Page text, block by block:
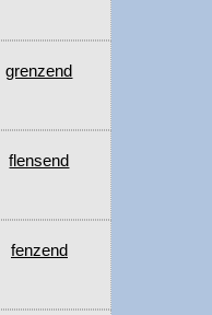
grenzend
flensend
fenzend